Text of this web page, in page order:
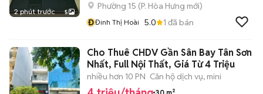
2 phút trước 5
Phường 15 (P. Hòa Hưng mới)
ĐĐinh Thị Hoài 5.0 1 đã bán
Cho Thuê CHDV Gần Sân Bay Tân Sơn
Nhất, Full Nội Thất, Giá Từ 4 Triệu
nhiều hơn 10 PN Căn hộ dịch vụ, mini
30 m²